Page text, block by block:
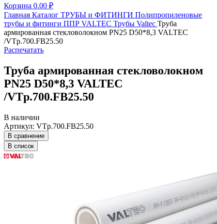
Корзина 0.00 ₽
Главная Каталог ТРУБЫ и ФИТИНГИ Полипропиленовые
трубы и фитинги ППР VALTEC Трубы Valtec Труба
армированная стекловолокном PN25 D50*8,3 VALTEC
/VTp.700.FB25.50
Распечатать
Труба армированная стекловолокном
PN25 D50*8,3 VALTEC
/VTp.700.FB25.50
В наличии
Артикул: VTp.700.FB25.50
В сравнение
В список